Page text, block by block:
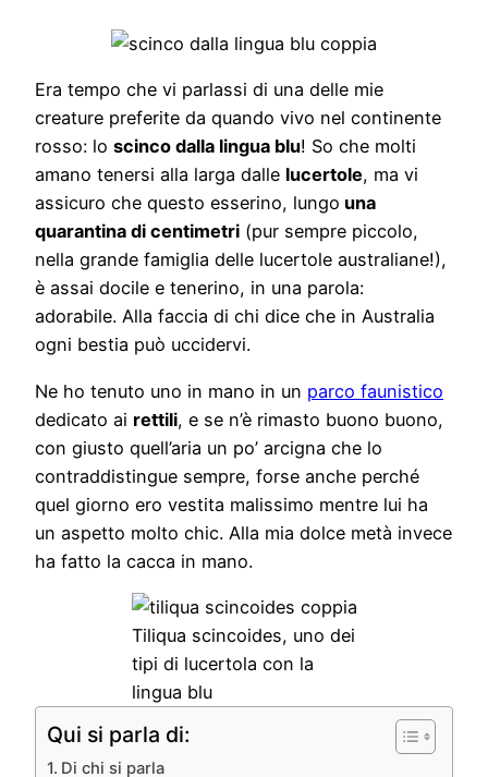
Era tempo che vi parlassi di una delle mie
creature preferite da quando vivo nel continente
rosso: lo scinco dalla lingua blu! So che molti
amano tenersi alla larga dalle lucertole, ma vi
assicuro che questo esserino, lungo una
quarantina di centimetri (pur sempre piccolo,
nella grande famiglia delle lucertole australiane!),
è assai docile e tenerino, in una parola:
adorabile. Alla faccia di chi dice che in Australia
ogni bestia può uccidervi.
Ne ho tenuto uno in mano in un parco faunistico
dedicato ai rettili, e se n’è rimasto buono buono,
con giusto quell’aria un po’ arcigna che lo
contraddistingue sempre, forse anche perché
quel giorno ero vestita malissimo mentre lui ha
un aspetto molto chic. Alla mia dolce metà invece
ha fatto la cacca in mano.
Tiliqua scincoides, uno dei
tipi di lucertola con la
lingua blu
Qui si parla di:
Di chi si parla